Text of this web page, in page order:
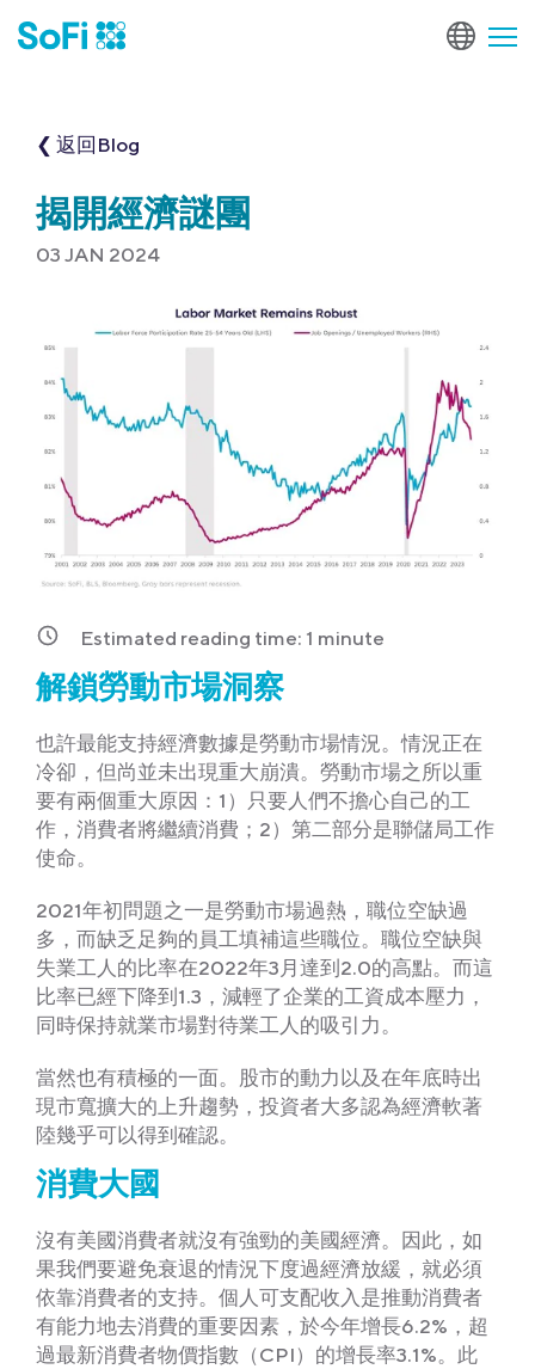
❮ 返回Blog
揭開經濟謎團
03 JAN 2024
Estimated reading time: 1 minute
解鎖勞動市場洞察
也許最能支持經濟數據是勞動市場情況。情況正在
冷卻，但尚並未出現重大崩潰。勞動市場之所以重
要有兩個重大原因：1）只要人們不擔心自己的工
作，消費者將繼續消費；2）第二部分是聯儲局工作
使命。
2021年初問題之一是勞動市場過熱，職位空缺過
多，而缺乏足夠的員工填補這些職位。職位空缺與
失業工人的比率在2022年3月達到2.0的高點。而這
比率已經下降到1.3，減輕了企業的工資成本壓力，
同時保持就業市場對待業工人的吸引力。
當然也有積極的一面。股市的動力以及在年底時出
現市寬擴大的上升趨勢，投資者大多認為經濟軟著
陸幾乎可以得到確認。
消費大國
沒有美國消費者就沒有強勁的美國經濟。因此，如
果我們要避免衰退的情況下度過經濟放緩，就必須
依靠消費者的支持。個人可支配收入是推動消費者
有能力地去消費的重要因素，於今年增長6.2%，超
過最新消費者物價指數（CPI）的增長率3.1%。此